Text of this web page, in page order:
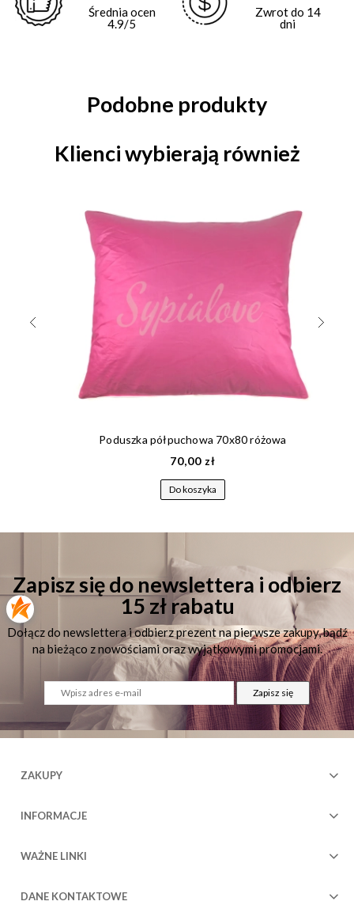
Średnia ocen
4.9/5
Zwrot do 14
dni
Podobne produkty
Klienci wybierają również
Poduszka półpuchowa 70x80 różowa
70,00 zł
Do koszyka
Zapisz się do newslettera i odbierz
15 zł rabatu
Dołącz do newslettera i odbierz prezent na pierwsze zakupy, bądź
na bieżąco z nowościami oraz wyjątkowymi promocjami.
Zapisz się
ZAKUPY
INFORMACJE
WAŻNE LINKI
DANE KONTAKTOWE